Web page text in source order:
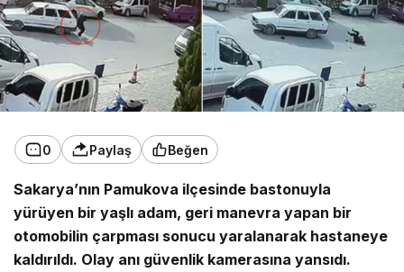
0 Paylaş Beğen
Sakarya’nın Pamukova ilçesinde bastonuyla
yürüyen bir yaşlı adam, geri manevra yapan bir
otomobilin çarpması sonucu yaralanarak hastaneye
kaldırıldı. Olay anı güvenlik kamerasına yansıdı.